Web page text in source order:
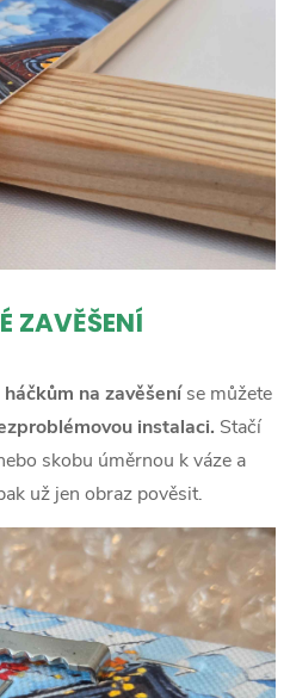
ZAVĚŠENÍ
na zavěšeníse můžete
instalaci. Stačí
skobu úměrnou k váze a
už jen obraz pověsit.